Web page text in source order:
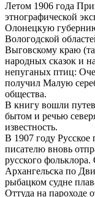
Летом 1906 года
этнографической
Олонецкую
Вологодской
Выговскому краю
народных сказок и
непуганых птиц:
получил Малую
общества.
В книгу вошли
бытом и речью
известность.
В 1907 году Русское
писателю вновь
русского
Архангельска по
рыбацком судне
Оттуда на пароходе